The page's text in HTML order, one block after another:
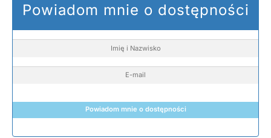
Powiadom mnie o dostępności
Powiadom mnie o dostępności